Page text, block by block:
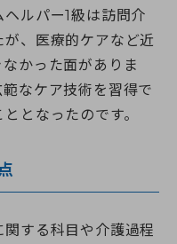
ルパー1級は訪問介
、医療的ケアなど近
かった面がありま
なケア技術を習得で
となったのです。
する科目や介護過程